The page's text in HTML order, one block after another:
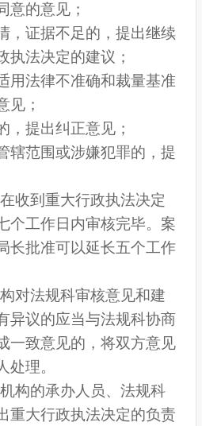
意的意见；
，证据不足的，提出继续
执法决定的建议；
用法律不准确和裁量基准
见；
，提出纠正意见；
辖范围或涉嫌犯罪的，提
收到重大行政执法决定
个工作日内审核完毕。案
长批准可以延长五个工作
对法规科审核意见和建
异议的应当与法规科协商
一致意见的，将双方意见
处理。
构的承办人员、法规科
重大行政执法决定的负责